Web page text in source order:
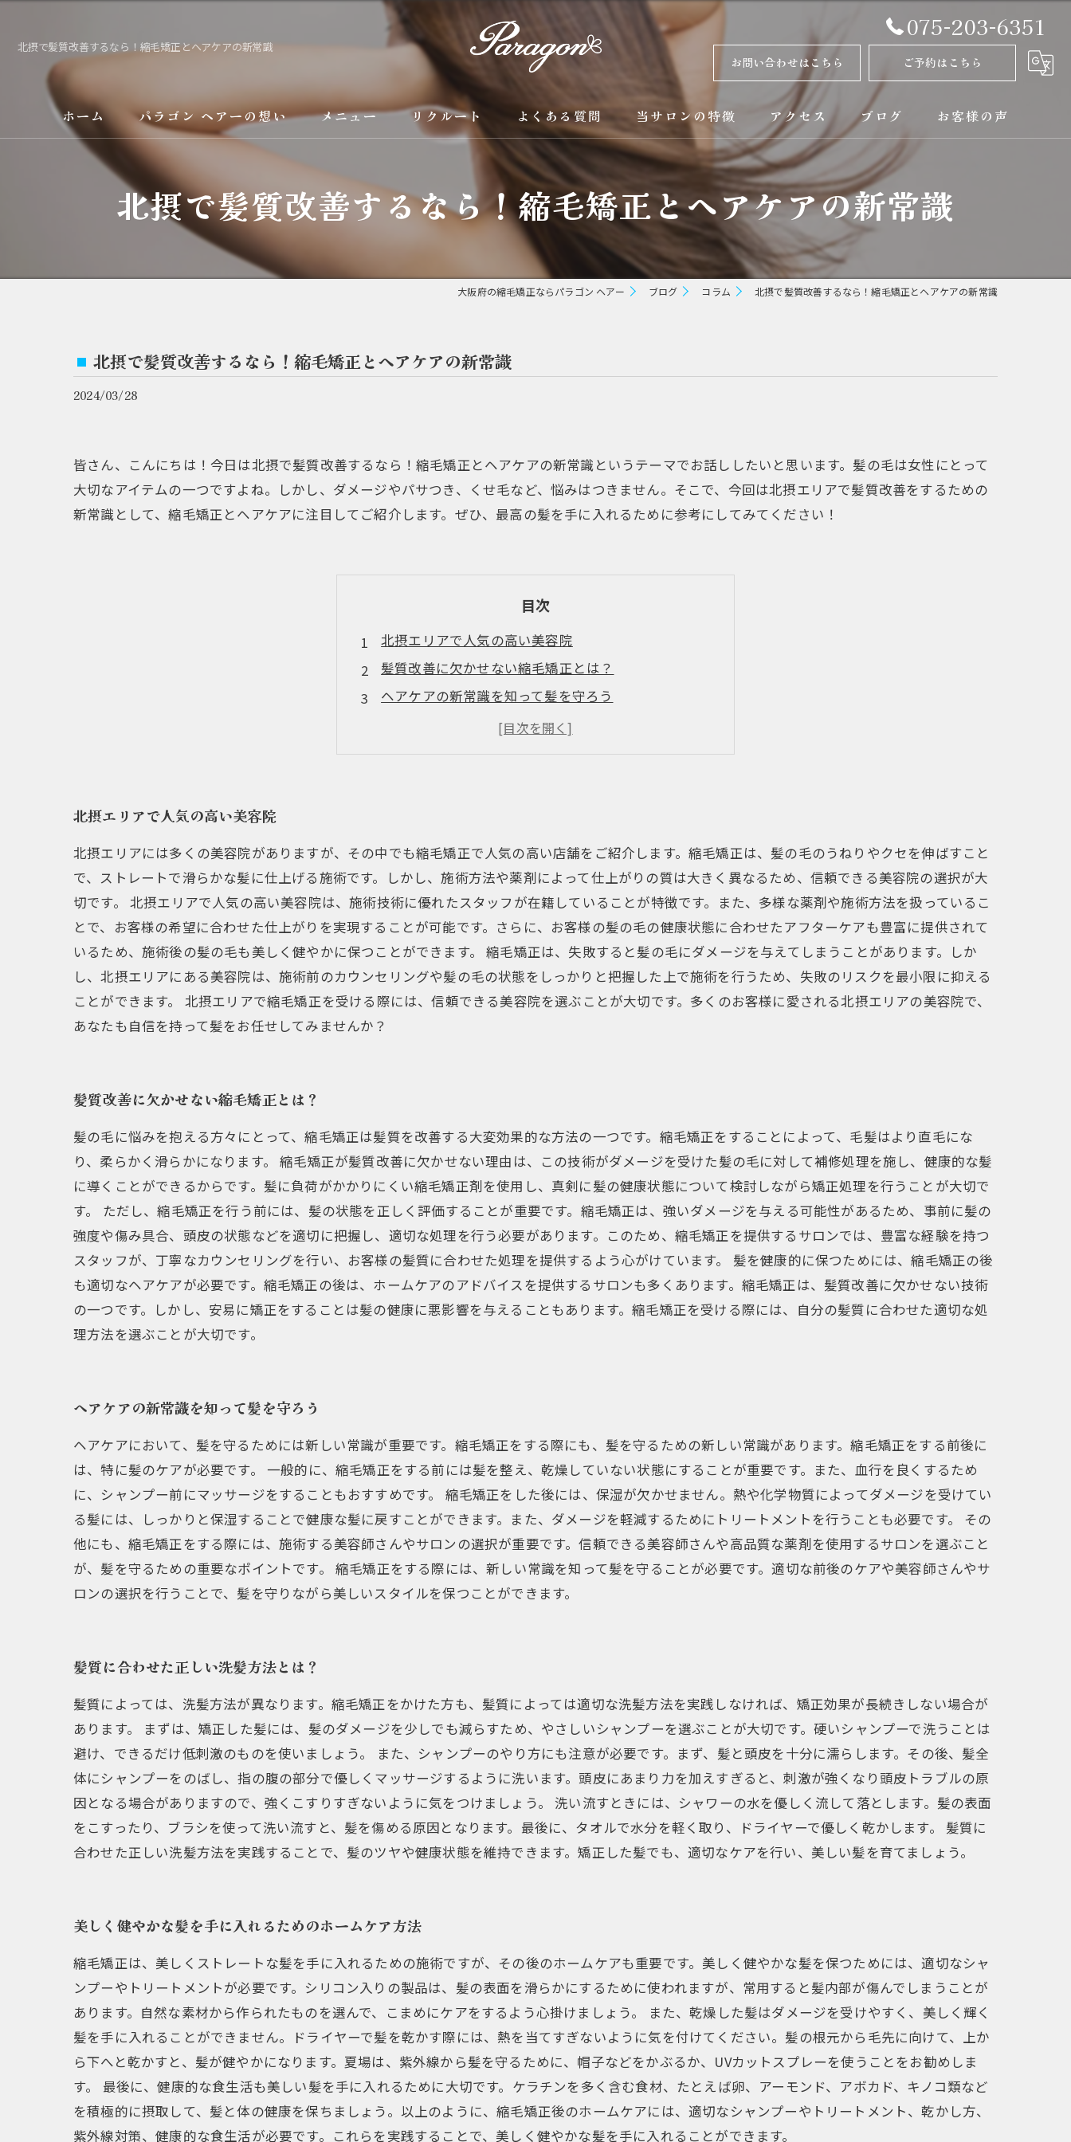
北摂で髪質改善するなら！縮毛矯正とヘアケアの新常識
075-203-6351
お問い合わせはこちら ご予約はこちら
ホーム パラゴン ヘアーの想い
サービス
メニュー リクルート よくある質問 当サロンの特徴
京都の縮毛矯正
カラー
トリートメント
ブリーチ縮毛矯正
アクセス ブログ
コラム
お客様の声
北摂で髪質改善するなら！縮毛矯正とヘアケアの新常識
大阪府の縮毛矯正ならパラゴン ヘアー ブログ コラム 北摂で髪質改善するなら！縮毛矯正とヘアケアの新常識
北摂で髪質改善するなら！縮毛矯正とヘアケアの新常識
2024/03/28
皆さん、こんにちは！今日は北摂で髪質改善するなら！縮毛矯正とヘアケアの新常識というテーマでお話ししたいと思います。髪の毛は女性にとって
大切なアイテムの一つですよね。しかし、ダメージやパサつき、くせ毛など、悩みはつきません。そこで、今回は北摂エリアで髪質改善をするための
新常識として、縮毛矯正とヘアケアに注目してご紹介します。ぜひ、最高の髪を手に入れるために参考にしてみてください！
目次
北摂エリアで人気の高い美容院
髪質改善に欠かせない縮毛矯正とは？
ヘアケアの新常識を知って髪を守ろう
髪質に合わせた正しい洗髪方法とは？
美しく健やかな髪を手に入れるためのホームケア方法
北摂エリアで人気の高い美容院
北摂エリアには多くの美容院がありますが、その中でも縮毛矯正で人気の高い店舗をご紹介します。縮毛矯正は、髪の毛のうねりやクセを伸ばすこと
で、ストレートで滑らかな髪に仕上げる施術です。しかし、施術方法や薬剤によって仕上がりの質は大きく異なるため、信頼できる美容院の選択が大
切です。 北摂エリアで人気の高い美容院は、施術技術に優れたスタッフが在籍していることが特徴です。また、多様な薬剤や施術方法を扱っているこ
とで、お客様の希望に合わせた仕上がりを実現することが可能です。さらに、お客様の髪の毛の健康状態に合わせたアフターケアも豊富に提供されて
いるため、施術後の髪の毛も美しく健やかに保つことができます。 縮毛矯正は、失敗すると髪の毛にダメージを与えてしまうことがあります。しか
し、北摂エリアにある美容院は、施術前のカウンセリングや髪の毛の状態をしっかりと把握した上で施術を行うため、失敗のリスクを最小限に抑える
ことができます。 北摂エリアで縮毛矯正を受ける際には、信頼できる美容院を選ぶことが大切です。多くのお客様に愛される北摂エリアの美容院で、
あなたも自信を持って髪をお任せしてみませんか？
髪質改善に欠かせない縮毛矯正とは？
髪の毛に悩みを抱える方々にとって、縮毛矯正は髪質を改善する大変効果的な方法の一つです。縮毛矯正をすることによって、毛髪はより直毛にな
り、柔らかく滑らかになります。 縮毛矯正が髪質改善に欠かせない理由は、この技術がダメージを受けた髪の毛に対して補修処理を施し、健康的な髪
に導くことができるからです。髪に負荷がかかりにくい縮毛矯正剤を使用し、真剣に髪の健康状態について検討しながら矯正処理を行うことが大切で
す。 ただし、縮毛矯正を行う前には、髪の状態を正しく評価することが重要です。縮毛矯正は、強いダメージを与える可能性があるため、事前に髪の
強度や傷み具合、頭皮の状態などを適切に把握し、適切な処理を行う必要があります。このため、縮毛矯正を提供するサロンでは、豊富な経験を持つ
スタッフが、丁寧なカウンセリングを行い、お客様の髪質に合わせた処理を提供するよう心がけています。 髪を健康的に保つためには、縮毛矯正の後
も適切なヘアケアが必要です。縮毛矯正の後は、ホームケアのアドバイスを提供するサロンも多くあります。縮毛矯正は、髪質改善に欠かせない技術
の一つです。しかし、安易に矯正をすることは髪の健康に悪影響を与えることもあります。縮毛矯正を受ける際には、自分の髪質に合わせた適切な処
理方法を選ぶことが大切です。
ヘアケアの新常識を知って髪を守ろう
ヘアケアにおいて、髪を守るためには新しい常識が重要です。縮毛矯正をする際にも、髪を守るための新しい常識があります。縮毛矯正をする前後に
は、特に髪のケアが必要です。 一般的に、縮毛矯正をする前には髪を整え、乾燥していない状態にすることが重要です。また、血行を良くするため
に、シャンプー前にマッサージをすることもおすすめです。 縮毛矯正をした後には、保湿が欠かせません。熱や化学物質によってダメージを受けてい
る髪には、しっかりと保湿することで健康な髪に戻すことができます。また、ダメージを軽減するためにトリートメントを行うことも必要です。 その
他にも、縮毛矯正をする際には、施術する美容師さんやサロンの選択が重要です。信頼できる美容師さんや高品質な薬剤を使用するサロンを選ぶこと
が、髪を守るための重要なポイントです。 縮毛矯正をする際には、新しい常識を知って髪を守ることが必要です。適切な前後のケアや美容師さんやサ
ロンの選択を行うことで、髪を守りながら美しいスタイルを保つことができます。
髪質に合わせた正しい洗髪方法とは？
髪質によっては、洗髪方法が異なります。縮毛矯正をかけた方も、髪質によっては適切な洗髪方法を実践しなければ、矯正効果が長続きしない場合が
あります。 まずは、矯正した髪には、髪のダメージを少しでも減らすため、やさしいシャンプーを選ぶことが大切です。硬いシャンプーで洗うことは
避け、できるだけ低刺激のものを使いましょう。 また、シャンプーのやり方にも注意が必要です。まず、髪と頭皮を十分に濡らします。その後、髪全
体にシャンプーをのばし、指の腹の部分で優しくマッサージするように洗います。頭皮にあまり力を加えすぎると、刺激が強くなり頭皮トラブルの原
因となる場合がありますので、強くこすりすぎないように気をつけましょう。 洗い流すときには、シャワーの水を優しく流して落とします。髪の表面
をこすったり、ブラシを使って洗い流すと、髪を傷める原因となります。最後に、タオルで水分を軽く取り、ドライヤーで優しく乾かします。 髪質に
合わせた正しい洗髪方法を実践することで、髪のツヤや健康状態を維持できます。矯正した髪でも、適切なケアを行い、美しい髪を育てましょう。
美しく健やかな髪を手に入れるためのホームケア方法
縮毛矯正は、美しくストレートな髪を手に入れるための施術ですが、その後のホームケアも重要です。美しく健やかな髪を保つためには、適切なシャ
ンプーやトリートメントが必要です。シリコン入りの製品は、髪の表面を滑らかにするために使われますが、常用すると髪内部が傷んでしまうことが
あります。自然な素材から作られたものを選んで、こまめにケアをするよう心掛けましょう。 また、乾燥した髪はダメージを受けやすく、美しく輝く
髪を手に入れることができません。ドライヤーで髪を乾かす際には、熱を当てすぎないように気を付けてください。髪の根元から毛先に向けて、上か
ら下へと乾かすと、髪が健やかになります。夏場は、紫外線から髪を守るために、帽子などをかぶるか、UVカットスプレーを使うことをお勧めしま
す。 最後に、健康的な食生活も美しい髪を手に入れるために大切です。ケラチンを多く含む食材、たとえば卵、アーモンド、アボカド、キノコ類など
を積極的に摂取して、髪と体の健康を保ちましょう。以上のように、縮毛矯正後のホームケアには、適切なシャンプーやトリートメント、乾かし方、
紫外線対策、健康的な食生活が必要です。これらを実践することで、美しく健やかな髪を手に入れることができます。